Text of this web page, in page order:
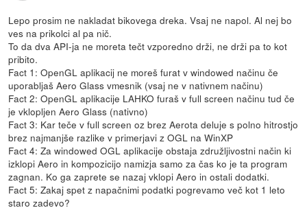
Lepo prosim ne nakladat bikovega dreka. Vsaj ne napol. Al nej bo
ves na prikolci al pa nič.
To da dva API-ja ne moreta tečt vzporedno drži, ne drži pa to kot
pribito.
Fact 1: OpenGL aplikacij ne moreš furat v windowed načinu če
uporabljaš Aero Glass vmesnik (vsaj ne v nativnem načinu)
Fact 2: OpenGL aplikacije LAHKO furaš v full screen načinu tud če
je vklopljen Aero Glass (nativno)
Fact 3: Kar teče v full screen oz brez Aerota deluje s polno hitrostjo
brez najmanjše razlike v primerjavi z OGL na WinXP
Fact 4: Za windowed OGL aplikacije obstaja združljivostni način ki
izklopi Aero in kompozicijo namizja samo za čas ko je ta program
zagnan. Ko ga zaprete se nazaj vklopi Aero in ostali dodatki.
Fact 5: Zakaj spet z napačnimi podatki pogrevamo več kot 1 leto
staro zadevo?